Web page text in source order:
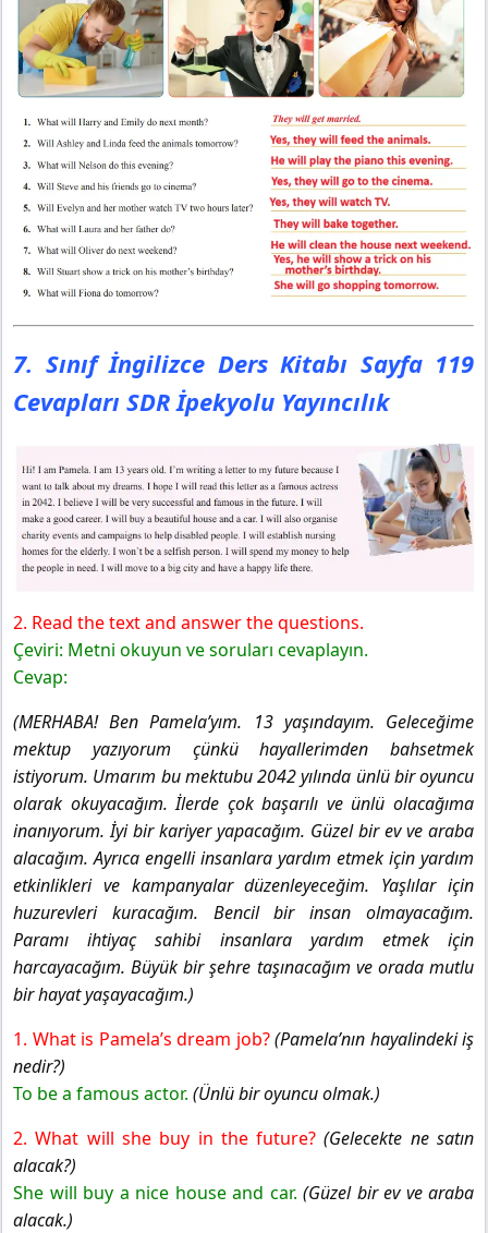
7. Sınıf İngilizce Ders Kitabı Sayfa 119
Cevapları SDR İpekyolu Yayıncılık
2. Read the text and answer the questions.
Çeviri: Metni okuyun ve soruları cevaplayın.
Cevap:
(MERHABA! Ben Pamela’yım. 13 yaşındayım. Geleceğime
mektup yazıyorum çünkü hayallerimden bahsetmek
istiyorum. Umarım bu mektubu 2042 yılında ünlü bir oyuncu
olarak okuyacağım. İlerde çok başarılı ve ünlü olacağıma
inanıyorum. İyi bir kariyer yapacağım. Güzel bir ev ve araba
alacağım. Ayrıca engelli insanlara yardım etmek için yardım
etkinlikleri ve kampanyalar düzenleyeceğim. Yaşlılar için
huzurevleri kuracağım. Bencil bir insan olmayacağım.
Paramı ihtiyaç sahibi insanlara yardım etmek için
harcayacağım. Büyük bir şehre taşınacağım ve orada mutlu
bir hayat yaşayacağım.)
1. What is Pamela’s dream job?(Pamela’nın hayalindeki iş
nedir?)
To be a famous actor. (Ünlü bir oyuncu olmak.)
2. What will she buy in the future?(Gelecekte ne satın
alacak?)
She will buy a nice house and car. (Güzel bir ev ve araba
alacak.)